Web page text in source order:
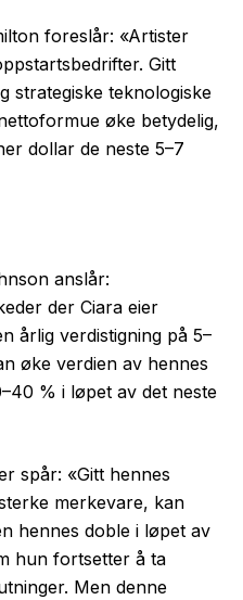
foreslår: «Artister
Gitt
strategiske teknologiske
øke betydelig,
dollar de neste 5–7
anslår:
der Ciara eier
årlig verdistigning på 5–
øke verdien av hennes
% i løpet av det neste
spår: «Gitt hennes
merkevare, kan
hennes doble i løpet av
hun fortsetter å ta
Men denne